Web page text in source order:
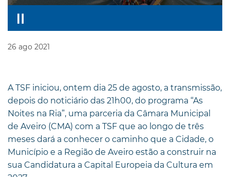
26 ago 2021
A TSF iniciou, ontem dia 25 de agosto, a transmissão,
depois do noticiário das 21h00, do programa “As
Noites na Ria”, uma parceria da Câmara Municipal
de Aveiro (CMA) com a TSF que ao longo de três
meses dará a conhecer o caminho que a Cidade, o
Município e a Região de Aveiro estão a construir na
sua Candidatura a Capital Europeia da Cultura em